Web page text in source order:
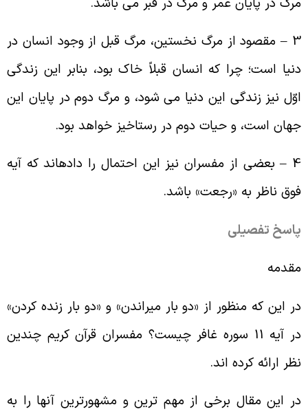
3 – مقصود از مرگ نخستین، مرگ قبل از وجود انسان در
است؛ چرا که انسان قبلاً خاک بود، بنابر این زندگى
نیز زندگى این دنیا مى ‏شود، و مرگ دوم در پایان این
است، و حیات دوم در رستاخیز خواهد بود.
4 – بعضى از مفسران نیز این احتمال را داده‏اند که آیه
ناظر به «رجعت» باشد.
تفصیلی
این که منظور از «دو بار میراندن» و «دو بار زنده کردن»
در آیه 11 سوره غافر چیست؟ مفسران قرآن کریم چندین
ارائه کرده اند.
این مقال برخی از مهم ترین و مشهورترین آنها را به